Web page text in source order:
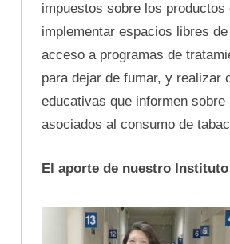
impuestos sobre los productos
implementar espacios libres
acceso a programas de
para dejar de fumar, y realizar
educativas que informen sobre
asociados al consumo de
El aporte de nuestro Instituto